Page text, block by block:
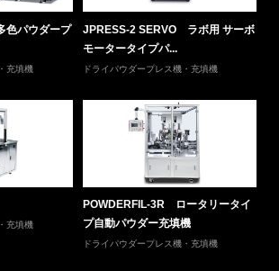
パウダープ
充填機
JPRESS-2 SERVO ラボ用 サーボ
モータータイプパ...
ドライパウダープレス機・充填機
充填機
POWDERFIL-3R ロータリータイ
プ自動パウダー充填機
ドライパウダープレス機・充填機